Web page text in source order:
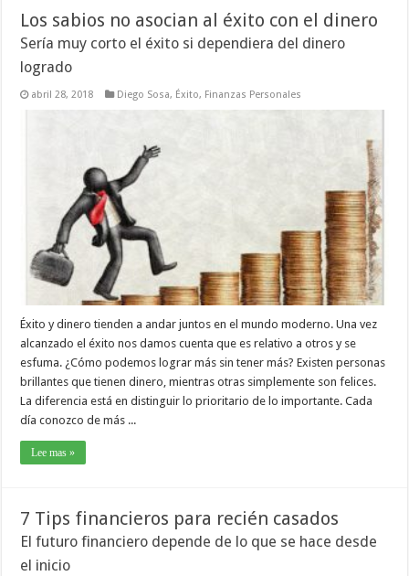
Los sabios no asocian al éxito con el dinero
Sería muy corto el éxito si dependiera del dinero
logrado
abril 28, 2018 Diego Sosa, Éxito, Finanzas Personales
Éxito y dinero tienden a andar juntos en el mundo moderno. Una vez
alcanzado el éxito nos damos cuenta que es relativo a otros y se
esfuma. ¿Cómo podemos lograr más sin tener más? Existen personas
brillantes que tienen dinero, mientras otras simplemente son felices.
La diferencia está en distinguir lo prioritario de lo importante. Cada
día conozco de más ...
Lee mas »
7 Tips financieros para recién casados
El futuro financiero depende de lo que se hace desde
el inicio